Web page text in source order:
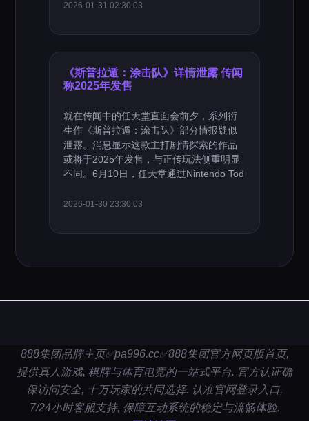
2026-01-31 02:30:03
《斯普拉遁：涂击队》详情泄露 传闻
称2025年发售
就在传闻中的任天堂直面会前夕，系列衍
生作《斯普拉遁：涂击队》部分情报疑似
泄露。消息显示这款主打剧情探索的作品
或将于2025年发售，与正传玩法侧重明显
不同。6月10日，任天堂通过Nintendo Tod
2026-01-30 23:30:03
888集团品牌主页✅pa996.cc✅888集团官方网页版首页,
提供真人游戏, 棋牌与体育电竞的一站式平台. 官方认证确
保访问安全, 十万玩家的共同选择. 认准官网登录入口,
7/24小时客服支持, 保障互动系统的稳定与流畅体验.